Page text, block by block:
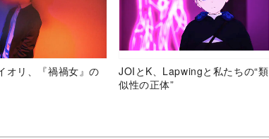
オリ、『禍禍女』の
JOIとK、Lapwingと私たちの“類
似性の正体”